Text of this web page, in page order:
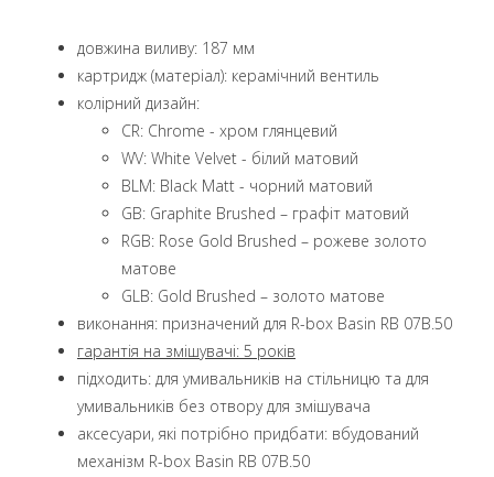
довжина виливу: 187 мм
картридж (матеріал): керамічний вентиль
колірний дизайн:
CR: Chrome - хром глянцевий
WV: White Velvet - білий матовий
BLM: Black Matt - чорний матовий
GB: Graphite Brushed – графіт матовий
RGB: Rose Gold Brushed – рожеве золото
матове
GLB: Gold Brushed – золото матове
виконання: призначений для R-box Basin RB 07B.50
гарантія на змішувачі: 5 років
підходить: для умивальників на стільницю та для
умивальників без отвору для змішувача
аксесуари, які потрібно придбати: вбудований
механізм R-box Basin RB 07B.50